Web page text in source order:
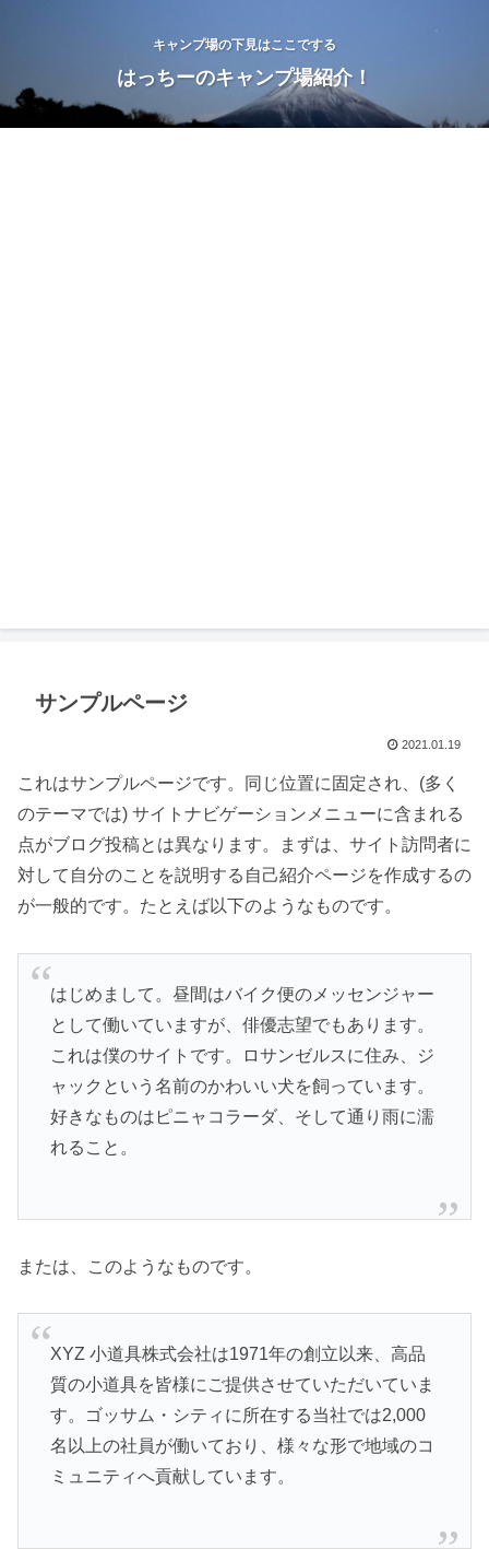
キャンプ場の下見はここでする
はっちーのキャンプ場紹介！
サンプルページ
2021.01.19
これはサンプルページです。同じ位置に固定され、(多く
のテーマでは) サイトナビゲーションメニューに含まれる
点がブログ投稿とは異なります。まずは、サイト訪問者に
対して自分のことを説明する自己紹介ページを作成するの
が一般的です。たとえば以下のようなものです。
はじめまして。昼間はバイク便のメッセンジャー
として働いていますが、俳優志望でもあります。
これは僕のサイトです。ロサンゼルスに住み、ジ
ャックという名前のかわいい犬を飼っています。
好きなものはピニャコラーダ、そして通り雨に濡
れること。
または、このようなものです。
XYZ 小道具株式会社は1971年の創立以来、高品
質の小道具を皆様にご提供させていただいていま
す。ゴッサム・シティに所在する当社では2,000
名以上の社員が働いており、様々な形で地域のコ
ミュニティへ貢献しています。